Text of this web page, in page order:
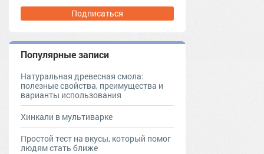
Подписаться
Популярные записи
Натуральная древесная смола:
полезные свойства, преимущества и
варианты использования
Хинкали в мультиварке
Простой тест на вкусы, который помог
людям стать ближе